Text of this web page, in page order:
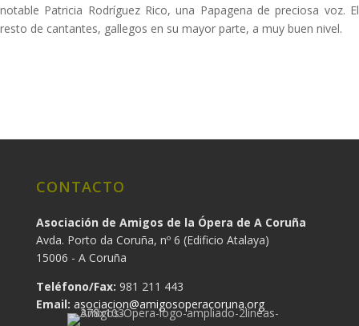
notable Patricia Rodríguez Rico, una Papagena de preciosa voz. El
resto de cantantes, gallegos en su mayor parte, a muy buen nivel.
CONTACTO
Asociación de Amigos de la Ópera de A Coruña
Avda. Porto da Coruña, nº 6 (Edificio Atalaya)
15006 - A Coruña
Teléfono/Fax: 981 211 443
Email: asociacion@amigosoperacoruna.org